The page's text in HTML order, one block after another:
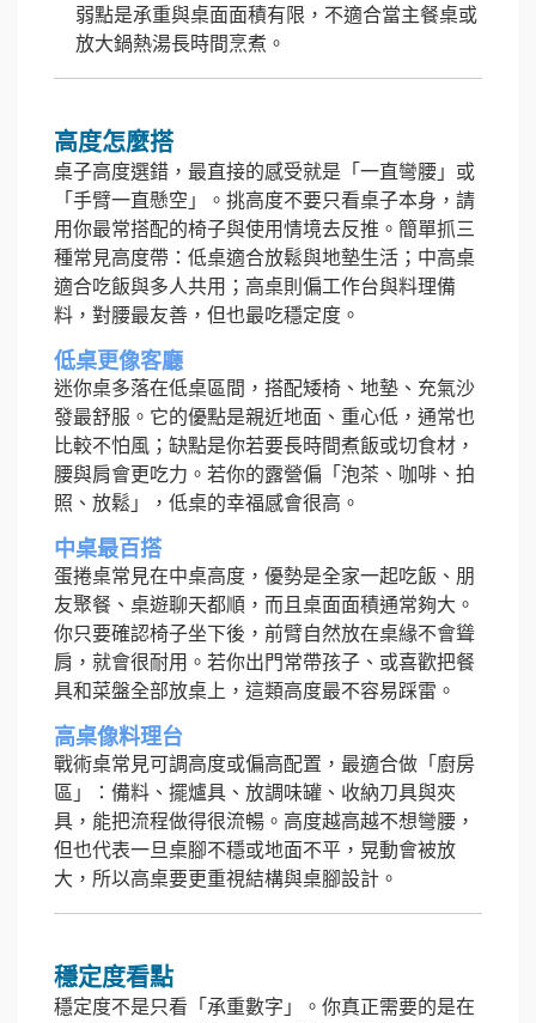
弱點是承重與桌面面積有限，不適合當主餐桌或
放大鍋熱湯長時間烹煮。
高度怎麼搭
桌子高度選錯，最直接的感受就是「一直彎腰」或
「手臂一直懸空」。挑高度不要只看桌子本身，請
用你最常搭配的椅子與使用情境去反推。簡單抓三
種常見高度帶：低桌適合放鬆與地墊生活；中高桌
適合吃飯與多人共用；高桌則偏工作台與料理備
料，對腰最友善，但也最吃穩定度。
低桌更像客廳
迷你桌多落在低桌區間，搭配矮椅、地墊、充氣沙
發最舒服。它的優點是親近地面、重心低，通常也
比較不怕風；缺點是你若要長時間煮飯或切食材，
腰與肩會更吃力。若你的露營偏「泡茶、咖啡、拍
照、放鬆」，低桌的幸福感會很高。
中桌最百搭
蛋捲桌常見在中桌高度，優勢是全家一起吃飯、朋
友聚餐、桌遊聊天都順，而且桌面面積通常夠大。
你只要確認椅子坐下後，前臂自然放在桌緣不會聳
肩，就會很耐用。若你出門常帶孩子、或喜歡把餐
具和菜盤全部放桌上，這類高度最不容易踩雷。
高桌像料理台
戰術桌常見可調高度或偏高配置，最適合做「廚房
區」：備料、擺爐具、放調味罐、收納刀具與夾
具，能把流程做得很流暢。高度越高越不想彎腰，
但也代表一旦桌腳不穩或地面不平，晃動會被放
大，所以高桌要更重視結構與桌腳設計。
穩定度看點
穩定度不是只看「承重數字」。你真正需要的是在